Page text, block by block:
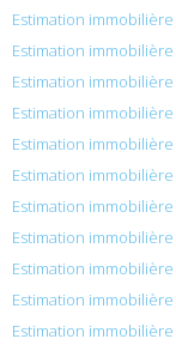
Estimation
Estimation
Estimation
Estimation
Estimation
Estimation
Estimation
Estimation
Estimation
Estimation
Estimation